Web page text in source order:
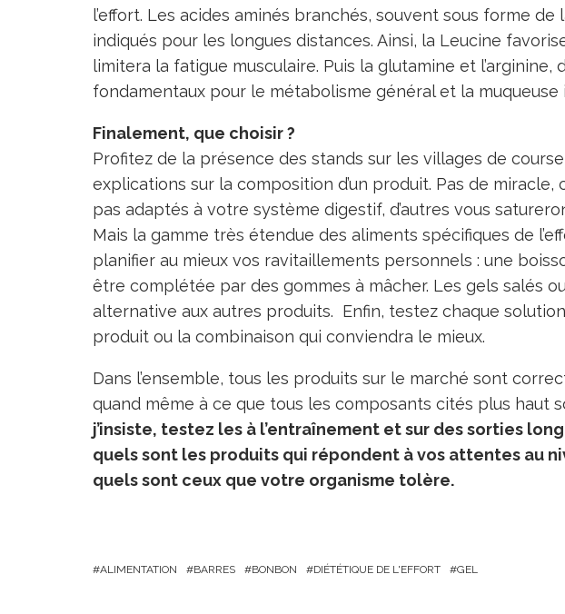
l’effort. Les acides aminés branchés, souvent sous forme
indiqués pour les longues distances. Ainsi, la Leucine
limitera la fatigue musculaire. Puis la glutamine et l’arginine,
fondamentaux pour le métabolisme général et la muqueuse
Finalement, que choisir ?
Profitez de la présence des stands sur les villages de
explications sur la composition d’un produit. Pas de
pas adaptés à votre système digestif, d’autres vous
Mais la gamme très étendue des aliments spécifiques de
planifier au mieux vos ravitaillements personnels : une
être complétée par des gommes à mâcher. Les gels salés
alternative aux autres produits. Enfin, testez chaque
produit ou la combinaison qui conviendra le mieux.
Dans l’ensemble, tous les produits sur le marché sont
quand même à ce que tous les composants cités plus haut
j’insiste, testez les à l’entraînement et sur des sorties
quels sont les produits qui répondent à vos attentes au
quels sont ceux que votre organisme tolère.
ALIMENTATION BARRES BONBON DIÉTÉTIQUE DE L'EFFORT GEL